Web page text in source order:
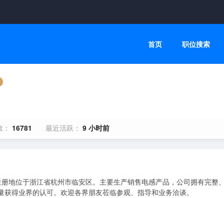
首页 职位搜索
16781 最近活跃： 9 小时前
地位于浙江省杭州市临安区。主要生产销售电感产品，公司拥有完整、
得业界的认可。欢迎各界朋友莅临参观、指导和业务洽谈。